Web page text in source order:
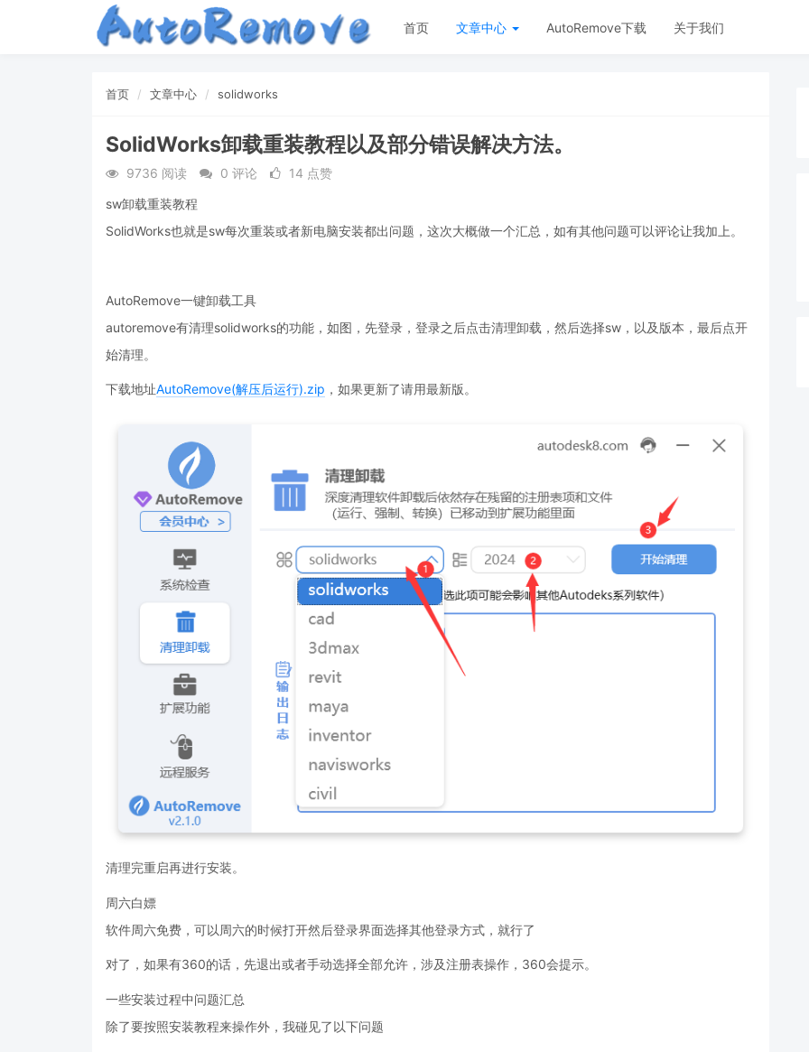
首页 文章中心 AutoRemove下载 关于我们
首页 文章中心 solidworks
SolidWorks卸载重装教程以及部分错误解决方法。
9736 阅读 0 评论
14 点赞
sw卸载重装教程
SolidWorks也就是sw每次重装或者新电脑安装都出问题，这次大概做一个汇总，如有其他问题可以评论让我加上。
AutoRemove一键卸载工具
autoremove有清理solidworks的功能，如图，先登录，登录之后点击清理卸载，然后选择sw，以及版本，最后点开
始清理。
下载地址AutoRemove(解压后运行).zip ，如果更新了请用最新版。
清理完重启再进行安装。
周六白嫖
软件周六免费，可以周六的时候打开然后登录界面选择其他登录方式，就行了
对了，如果有360的话，先退出或者手动选择全部允许，涉及注册表操作，360会提示。
一些安装过程中问题汇总
除了要按照安装教程来操作外，我碰见了以下问题